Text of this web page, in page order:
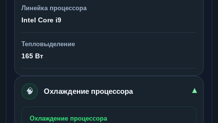
Линейка процессора
Intel Core i9
Тепловыделение
165 Вт
🧠 Охлаждение процессора ▾
Охлаждение процессора